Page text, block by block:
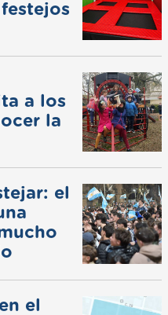
a los
la
el
el